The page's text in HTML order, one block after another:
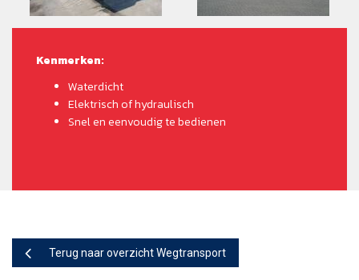
Kenmerken:
Waterdicht
Elektrisch of hydraulisch
Snel en eenvoudig te bedienen
Terug naar overzicht Wegtransport